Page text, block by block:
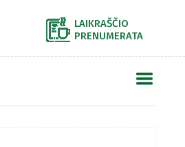
LAIKRAŠČIO
PRENUMERATA